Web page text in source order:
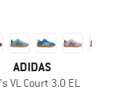
ADIDAS
VL Court 3.0 EL